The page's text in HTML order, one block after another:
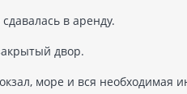
в аренду.
двор.
море и вся необходимая